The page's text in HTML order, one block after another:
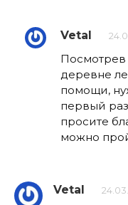
Vetal
Посмотрев
деревне
помощи,
первый
просите
можно
Vetal